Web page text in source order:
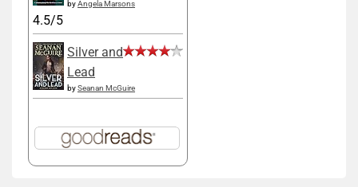
byAngela Marsons
4.5/5
Silver and
Lead
bySeanan McGuire